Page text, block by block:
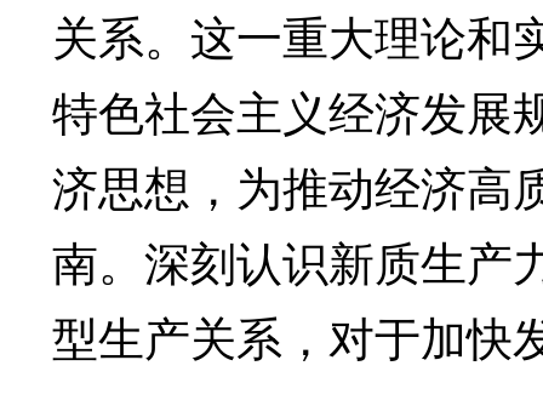
关系。这一重大理论和
特色社会主义经济发展
济思想，为推动经济高
南。深刻认识新质生产
型生产关系，对于加快